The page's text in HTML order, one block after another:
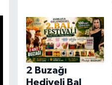
2 Buzağı
Hediyeli Bal